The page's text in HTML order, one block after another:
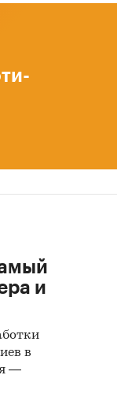
об объеме
в
стран, а также
года могут
союза:
поставщик.
в
и
в
—